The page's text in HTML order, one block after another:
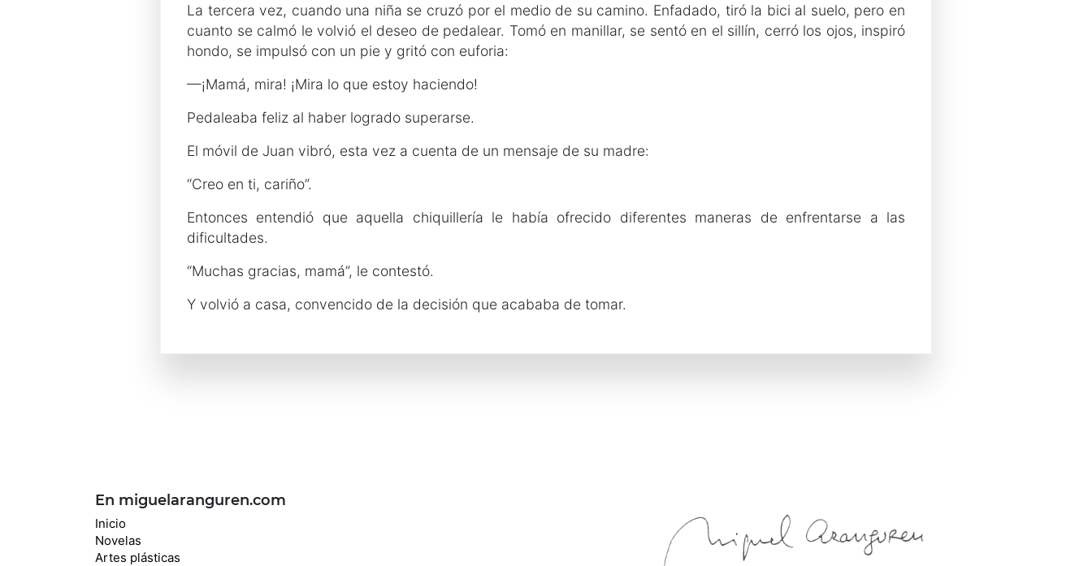
La tercera vez, cuando una niña se cruzó por el medio de su camino. Enfadado, tiró la bici al suelo, pero en
cuanto se calmó le volvió el deseo de pedalear. Tomó en manillar, se sentó en el sillín, cerró los ojos, inspiró
hondo, se impulsó con un pie y gritó con euforia:
—¡Mamá, mira! ¡Mira lo que estoy haciendo!
Pedaleaba feliz al haber logrado superarse.
El móvil de Juan vibró, esta vez a cuenta de un mensaje de su madre:
“Creo en ti, cariño”.
Entonces entendió que aquella chiquillería le había ofrecido diferentes maneras de enfrentarse a las
dificultades.
“Muchas gracias, mamá”, le contestó.
Y volvió a casa, convencido de la decisión que acababa de tomar.
En miguelaranguren.com
Inicio
Novelas
Artes plásticas